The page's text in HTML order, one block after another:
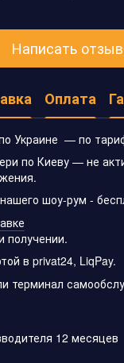
Написать отзыв
Оплата
Украине — по
по Киеву — не
шоу-рум -
получении.
в privat24, LiqPay.
терминал
12 месяцев